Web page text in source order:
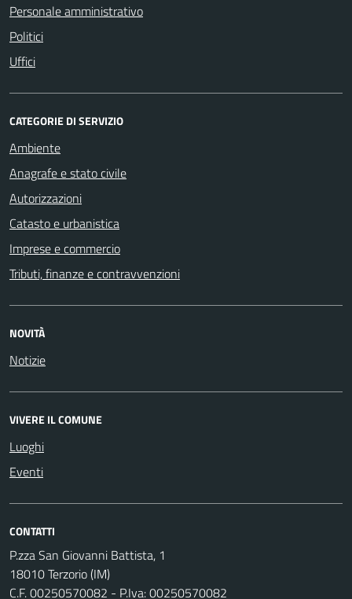
Personale amministrativo
Politici
Uffici
CATEGORIE DI SERVIZIO
Ambiente
Anagrafe e stato civile
Autorizzazioni
Catasto e urbanistica
Imprese e commercio
Tributi, finanze e contravvenzioni
NOVITÀ
Notizie
VIVERE IL COMUNE
Luoghi
Eventi
CONTATTI
P.zza San Giovanni Battista, 1
18010 Terzorio (IM)
C.F. 00250570082 - P.Iva: 00250570082